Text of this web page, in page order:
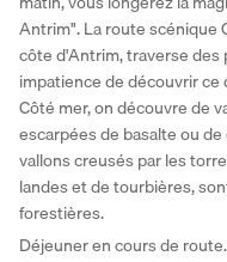
Antrim". La route scénique
côte d'Antrim, traverse des
impatience de découvrir
Côté mer, on découvre de
escarpées de basalte ou
vallons creusés par les
landes et de tourbières,
forestières.
Déjeuner en cours de route.